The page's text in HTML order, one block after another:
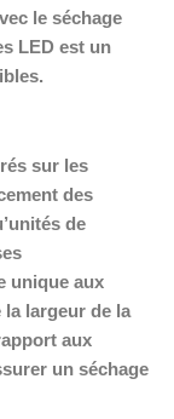
le séchage
LED est un
sur les
des
de
unique aux
largeur de la
aux
un séchage